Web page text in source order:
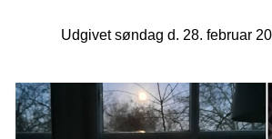
Udgivet søndag d. 28. februar